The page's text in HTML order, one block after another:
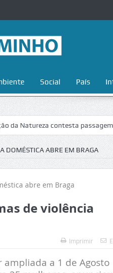
Social País
contesta passagem da
DOMÉSTICA ABRE EM BRAGA
de violência
Imprimir
a 1 de Agosto